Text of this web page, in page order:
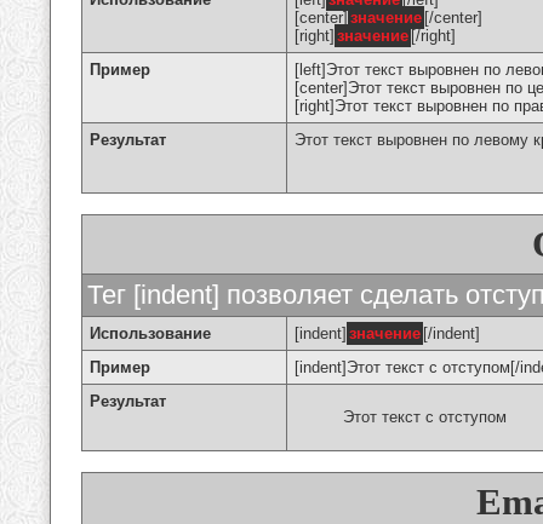
[center] значение [/center]
[right] значение [/right]
Пример
[left]Этот текст выровнен по
[center]Этот текст выровнен по
[right]Этот текст выровнен по
Результат
Этот текст выровнен по левому
Тег [indent] позволяет сделать
Использование [indent] значение [/indent]
Пример
[indent]Этот текст с отступом[/
Результат
Этот текст с отступом